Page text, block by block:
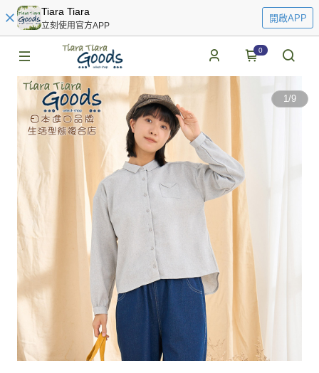
Tiara Tiara
立刻使用官方APP
開啟APP
0
1/9